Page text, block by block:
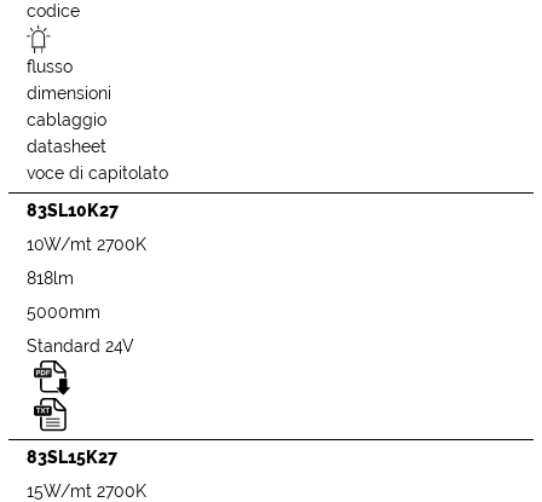
codice
flusso
dimensioni
cablaggio
datasheet
voce di capitolato
83SL10K27
10W/mt 2700K
818lm
5000mm
Standard 24V
83SL15K27
15W/mt 2700K